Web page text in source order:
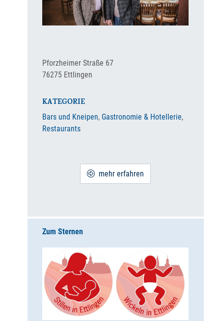
Pforzheimer Straße 67
76275 Ettlingen
KATEGORIE
Bars und Kneipen, Gastronomie & Hotellerie,
Restaurants
mehr erfahren
Zum Sternen